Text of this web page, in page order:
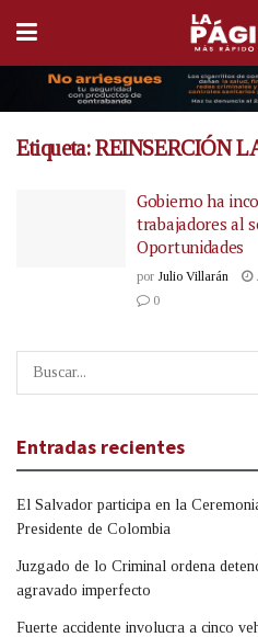
Etiqueta:REINSERCIÓN
Gobierno ha
trabajadores al
Oportunidades
por Julio Villarán
0
Entradas recientes
El Salvador participa en la
Presidente de Colombia
Juzgado de lo Criminal ordena
agravado imperfecto
Fuerte accidente involucra a cinco